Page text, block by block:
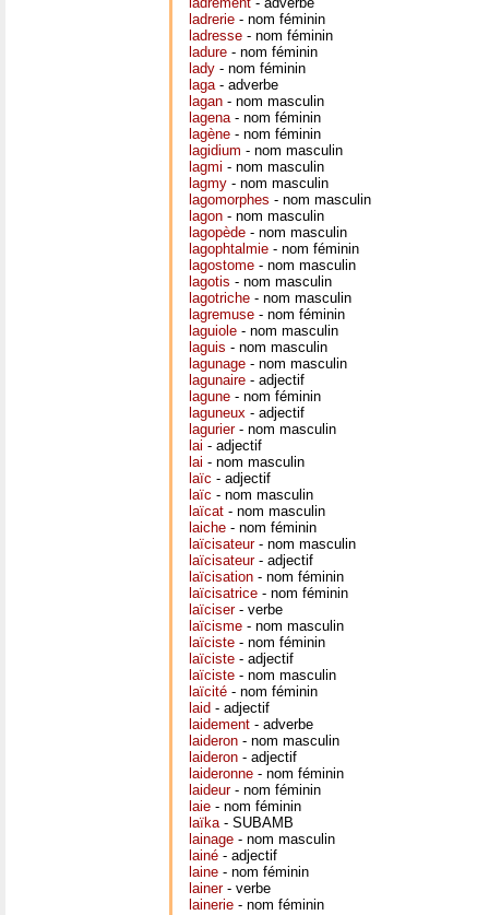
ladrerie - nom féminin
ladresse - nom féminin
ladure - nom féminin
lady - nom féminin
laga- adverbe
lagan - nom masculin
lagena- nom féminin
lagène - nom féminin
lagidium - nom masculin
lagmi - nom masculin
lagmy - nom masculin
lagomorphes - nom masculin
lagon - nom masculin
lagopède - nom masculin
lagophtalmie - nom féminin
lagostome - nom masculin
lagotis - nom masculin
lagotriche - nom masculin
lagremuse - nom féminin
laguiole - nom masculin
laguis - nom masculin
lagunage - nom masculin
lagunaire - adjectif
lagune - nom féminin
laguneux - adjectif
lagurier- nom masculin
lai - adjectif
lai - nom masculin
laïc - adjectif
laïc - nom masculin
laïcat - nom masculin
laiche - nom féminin
laïcisateur- nom masculin
laïcisateur- adjectif
laïcisation - nom féminin
laïcisatrice - nom féminin
laïciser- verbe
laïcisme - nom masculin
laïciste - nom féminin
laïciste - adjectif
laïciste - nom masculin
laïcité - nom féminin
laid - adjectif
laidement - adverbe
laideron - nom masculin
laideron - adjectif
laideronne - nom féminin
laideur- nom féminin
laie - nom féminin
laïka- SUBAMB
lainage - nom masculin
lainé - adjectif
laine - nom féminin
lainer- verbe
lainerie - nom féminin